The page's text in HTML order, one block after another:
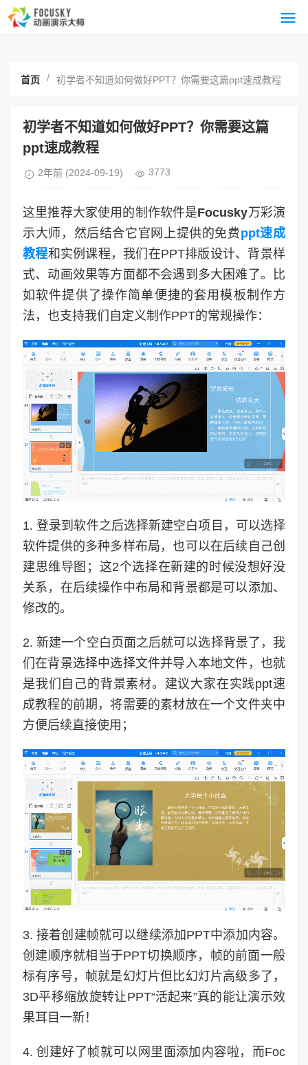
首页 / 初学者不知道如何做好PPT？你需要这篇ppt速成教程
初学者不知道如何做好PPT？你需要这篇
ppt速成教程
2年前 (2024-09-19) 3773
这里推荐大家使用的制作软件是Focusky万彩演
示大师，然后结合它官网上提供的免费ppt速成
教程和实例课程，我们在PPT排版设计、背景样
式、动画效果等方面都不会遇到多大困难了。比
如软件提供了操作简单便捷的套用模板制作方
法，也支持我们自定义制作PPT的常规操作：
1. 登录到软件之后选择新建空白项目，可以选择
软件提供的多种多样布局，也可以在后续自己创
建思维导图；这2个选择在新建的时候没想好没
关系，在后续操作中布局和背景都是可以添加、
修改的。
2. 新建一个空白页面之后就可以选择背景了，我
们在背景选择中选择文件并导入本地文件，也就
是我们自己的背景素材。建议大家在实践ppt速
成教程的前期，将需要的素材放在一个文件夹中
方便后续直接使用；
3. 接着创建帧就可以继续添加PPT中添加内容。
创建顺序就相当于PPT切换顺序，帧的前面一般
标有序号，帧就是幻灯片但比幻灯片高级多了，
3D平移缩放旋转让PPT“活起来”真的能让演示效
果耳目一新！
4. 创建好了帧就可以网里面添加内容啦，而Foc